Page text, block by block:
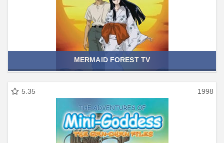
MERMAID FOREST TV
5.35 1998